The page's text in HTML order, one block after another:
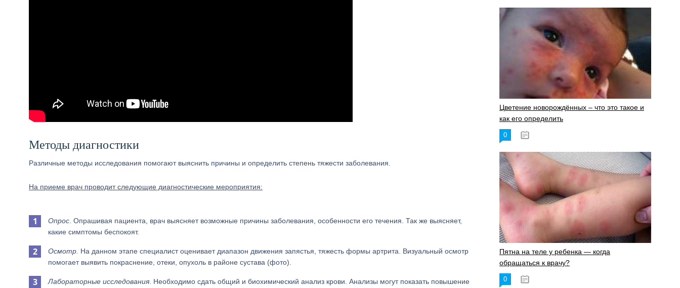
Методы диагностики
Различные методы исследования помогают выяснить причины и определить степень тяжести заболевания.
На приеме врач проводит следующие диагностические мероприятия:
Опрос . Опрашивая пациента, врач выясняет возможные причины заболевания, особенности его течения. Так же выясняет,
какие симптомы беспокоят.
Осмотр. На данном этапе специалист оценивает диапазон движения запястья, тяжесть формы артрита. Визуальный осмотр
помогает выявить покраснение, отеки, опухоль в районе сустава (фото).
Лабораторные исследования . Необходимо сдать общий и биохимический анализ крови. Анализы могут показать повышение
Цветение новорождённых – что это такое и
как его определить
0
Пятна на теле у ребенка — когда
обращаться к врачу?
0